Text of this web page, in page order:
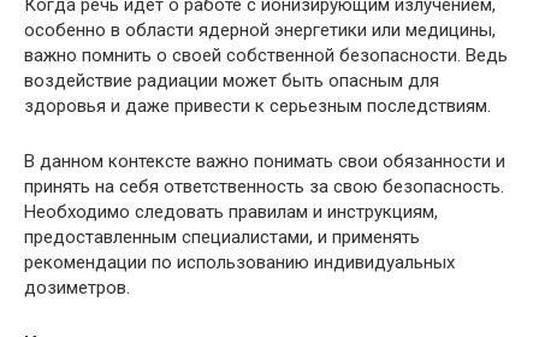
Когда речь идет о работе с ионизирующим излучением,
особенно в области ядерной энергетики или медицины,
важно помнить о своей собственной безопасности. Ведь
воздействие радиации может быть опасным для
здоровья и даже привести к серьезным последствиям.
В данном контексте важно понимать свои обязанности и
принять на себя ответственность за свою безопасность.
Необходимо следовать правилам и инструкциям,
предоставленным специалистами, и применять
рекомендации по использованию индивидуальных
дозиметров.